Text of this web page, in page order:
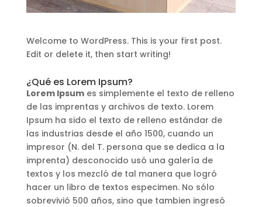
Welcome to WordPress. This is your first post.
Edit or delete it, then start writing!
¿Qué es Lorem Ipsum?
Lorem Ipsumes simplemente el texto de relleno
de las imprentas y archivos de texto. Lorem
Ipsum ha sido el texto de relleno estándar de
las industrias desde el año 1500, cuando un
impresor (N. del T. persona que se dedica a la
imprenta) desconocido usó una galería de
textos y los mezcló de tal manera que logró
hacer un libro de textos especimen. No sólo
sobrevivió 500 años, sino que tambien ingresó